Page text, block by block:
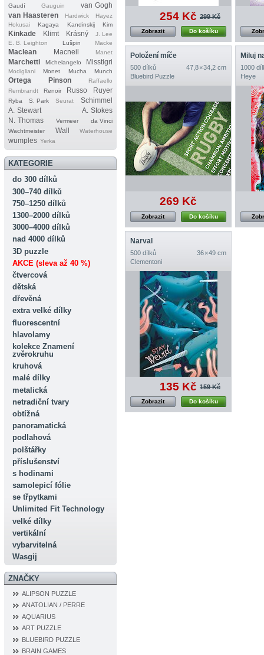
Gaudí
Gauguin
van Gogh
van Haasteren
Hardwick
Hayez
Hokusai
Kagaya Kandinskij Kim
Kinkade Klimt Krásný
J. Lee
E. B. Leighton
Lušpin Macke
Maclean Macneil Manet
Marchetti Michelangelo Misstigri
Modigliani Monet Mucha Munch
Ortega Pinson
Raffaello
Rembrandt
Renoir Russo Ruyer
Ryba S. Park Seurat
Schimmel
A. Stewart
A. Stokes
N. Thomas
Vermeer
da Vinci
Wachtmeister
Wall Waterhouse
wumples Yerka
KATEGORIE
do 300 dílků
300–740 dílků
750–1250 dílků
1300–2000 dílků
3000–4000 dílků
nad 4000 dílků
3D puzzle
AKCE (sleva až 40 %)
čtvercová
dětská
dřevěná
extra velké dílky
fluorescentní
hlavolamy
kolekce Znamení
zvěrokruhu
kruhová
malé dílky
metalická
netradiční tvary
obtížná
panoramatická
podlahová
polštářky
příslušenství
s hodinami
samolepicí fólie
se třpytkami
Unlimited Fit Technology
velké dílky
vertikální
vybarvitelná
Wasgij
ZNAČKY
ALIPSON PUZZLE
ANATOLIAN / PERRE
AQUARIUS
ART PUZZLE
BLUEBIRD PUZZLE
BRAIN GAMES
254 Kč 299 Kč
Do košíku
Zobrazit
Položení míče
500 dílků
47,8 × 34,2 cm
Bluebird Puzzle
269 Kč
Do košíku
Zobrazit
Miluj
1000
Heye
Narval
500 dílků
36 × 49 cm
Clementoni
135 Kč 159 Kč
Do košíku
Zobrazit